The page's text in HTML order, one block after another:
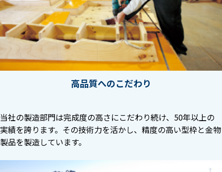
高品質へのこだわり
当社の製造部門は完成度の高さにこだわり続け、50年以上の
実績を誇ります。その技術力を活かし、精度の高い型枠と金物
製品を製造しています。